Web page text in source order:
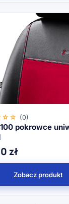
(0)
pokrowce
zł
Zobacz produkt